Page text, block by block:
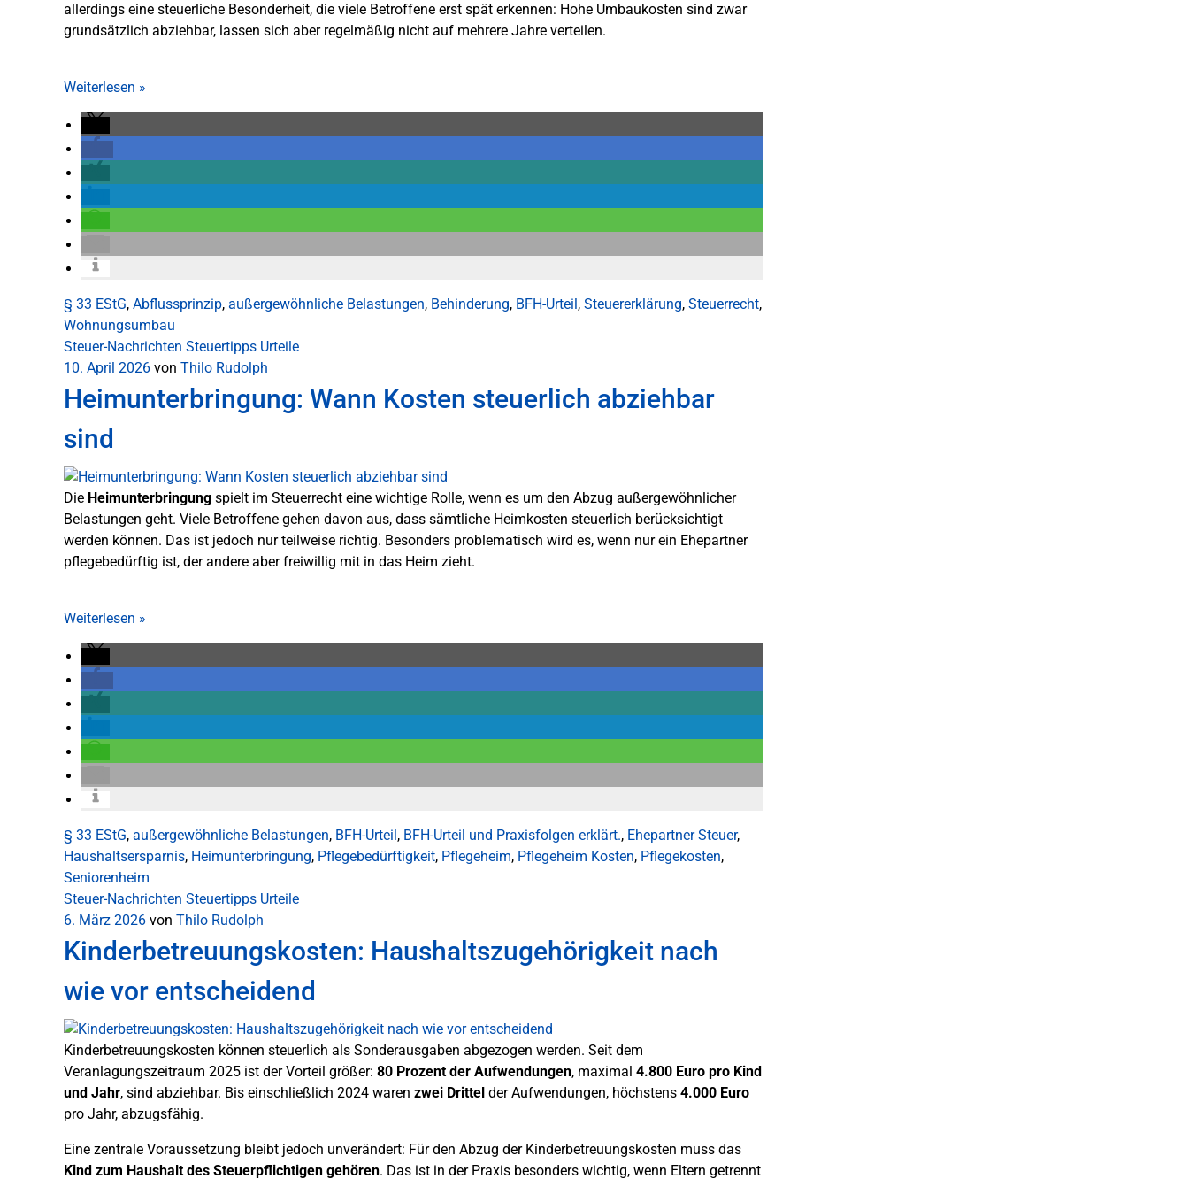
allerdings eine steuerliche Besonderheit, die viele Betroffene erst spät erkennen: Hohe Umbaukosten sind zwar
grundsätzlich abziehbar, lassen sich aber regelmäßig nicht auf mehrere Jahre verteilen.
Weiterlesen »
§ 33 EStG, Abflussprinzip, außergewöhnliche Belastungen, Behinderung, BFH-Urteil, Steuererklärung, Steuerrecht,
Wohnungsumbau
Steuer-Nachrichten Steuertipps Urteile
10. April 2026 von Thilo Rudolph
Heimunterbringung: Wann Kosten steuerlich abziehbar
sind
Die Heimunterbringung spielt im Steuerrecht eine wichtige Rolle, wenn es um den Abzug außergewöhnlicher
Belastungen geht. Viele Betroffene gehen davon aus, dass sämtliche Heimkosten steuerlich berücksichtigt
werden können. Das ist jedoch nur teilweise richtig. Besonders problematisch wird es, wenn nur ein Ehepartner
pflegebedürftig ist, der andere aber freiwillig mit in das Heim zieht.
Weiterlesen »
§ 33 EStG, außergewöhnliche Belastungen, BFH-Urteil, BFH-Urteil und Praxisfolgen erklärt., Ehepartner Steuer,
Haushaltsersparnis, Heimunterbringung, Pflegebedürftigkeit, Pflegeheim, Pflegeheim Kosten, Pflegekosten,
Seniorenheim
Steuer-Nachrichten Steuertipps Urteile
6. März 2026 von Thilo Rudolph
Kinderbetreuungskosten: Haushaltszugehörigkeit nach
wie vor entscheidend
Kinderbetreuungskosten können steuerlich als Sonderausgaben abgezogen werden. Seit dem
Veranlagungszeitraum 2025 ist der Vorteil größer: 80 Prozent der Aufwendungen, maximal 4.800 Euro pro Kind
und Jahr, sind abziehbar. Bis einschließlich 2024 waren zwei Drittel der Aufwendungen, höchstens 4.000 Euro
pro Jahr, abzugsfähig.
Eine zentrale Voraussetzung bleibt jedoch unverändert: Für den Abzug der Kinderbetreuungskosten muss das
Kind zum Haushalt des Steuerpflichtigen gehören. Das ist in der Praxis besonders wichtig, wenn Eltern getrennt